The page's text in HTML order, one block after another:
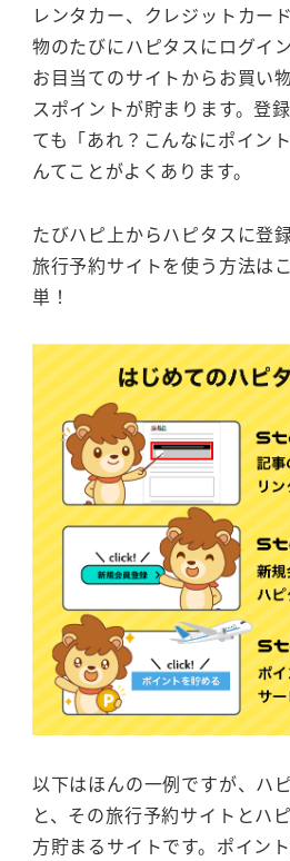
レンタカー、クレジットカー
物のたびにハピタスにログイ
お目当てのサイトからお買い
スポイントが貯まります。登
ても「あれ？こんなにポイン
んてことがよくあります。
たびハピ上からハピタスに登
旅行予約サイトを使う方法は
単！
以下はほんの一例ですが、ハ
と、その旅行予約サイトとハ
方貯まるサイトです。ポイン